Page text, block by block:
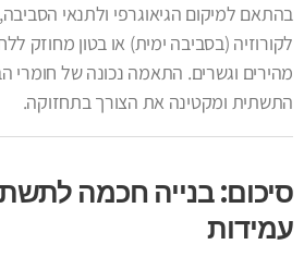
בהתאם למיקום הגיאוגרפי ולתנאי
לקורוזיה (בסביבה ימית) או בטון מחוזק
מהירים וגשרים. התאמה נכונה של חומרי
התשתית ומקטינה את הצורך בתחזוקה.
סיכום: בנייה חכמה
עמידות